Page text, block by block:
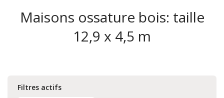
Maisons ossature bois: taille
12,9 x 4,5 m
Filtres actifs